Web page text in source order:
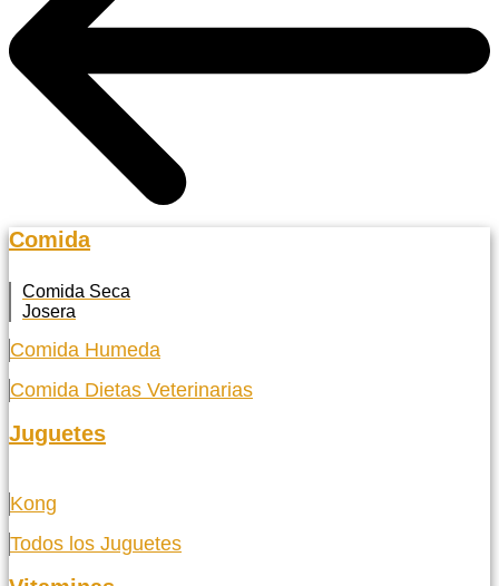
Comida
Comida Seca
Josera
Comida Humeda
Comida Dietas Veterinarias
Juguetes
Kong
Todos los Juguetes